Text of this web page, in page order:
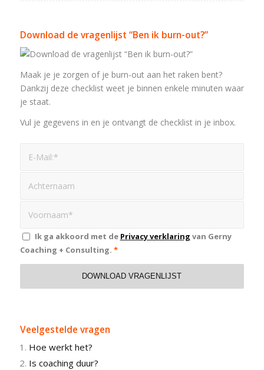
Download de vragenlijst “Ben ik burn-out?”
Maak je je zorgen of je burn-out aan het raken bent?
Dankzij deze checklist weet je binnen enkele minuten waar
je staat.
Vul je gegevens in en je ontvangt de checklist in je inbox.
Ik ga akkoord met de Privacy verklaring van Gerny
Coaching + Consulting. *
Veelgestelde vragen
Hoe werkt het?
Is coaching duur?